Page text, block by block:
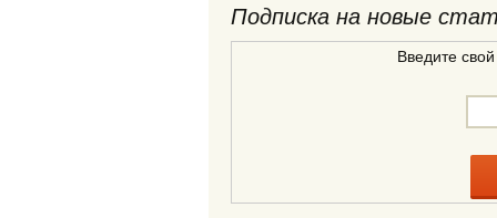
Подписка на новые
Введите